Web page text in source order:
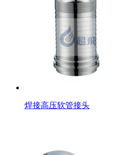
焊接高压软管接头